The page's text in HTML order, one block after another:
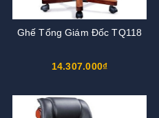
Ghế Tổng Giám Đốc TQ118
14.307.000₫